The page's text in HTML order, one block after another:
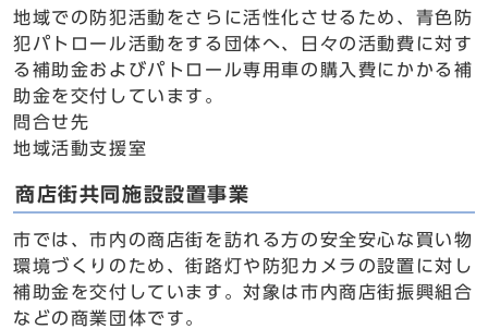
地域での防犯活動をさらに活性化させるため、青色防
犯パトロール活動をする団体へ、日々の活動費に対す
る補助金およびパトロール専用車の購入費にかかる補
助金を交付しています。
問合せ先
地域活動支援室
商店街共同施設設置事業
市では、市内の商店街を訪れる方の安全安心な買い物
環境づくりのため、街路灯や防犯カメラの設置に対し
補助金を交付しています。対象は市内商店街振興組合
などの商業団体です。